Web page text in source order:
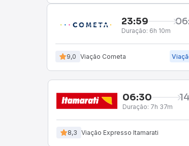
23:59
Duração: 6h 10m
9,0 Viação Cometa
06:30
Duração: 7h 37m
8,3 Viação Expresso Itamarati